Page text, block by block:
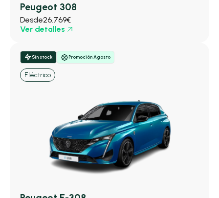
Peugeot 308
Desde26.769€
Ver detalles
Sin stock Promoción Agosto
Eléctrico